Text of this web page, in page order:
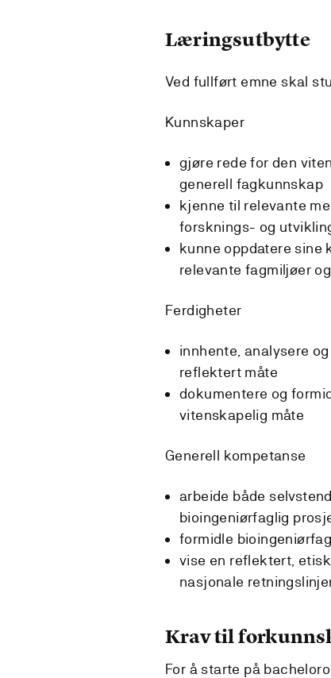
Læringsutbytte
Ved fullført emne skal
Kunnskaper
gjøre rede for den
generell fagkunnskap
kjenne til relevante
forsknings- og
kunne oppdatere sine
relevante fagmiljøer
Ferdigheter
innhente, analysere
reflektert måte
dokumentere og
vitenskapelig måte
Generell kompetanse
arbeide både
bioingeniørfaglig
formidle
vise en reflektert,
nasjonale
Krav til
For å starte på